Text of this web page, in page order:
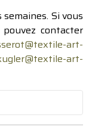
Si vous
contacter
art-
art-